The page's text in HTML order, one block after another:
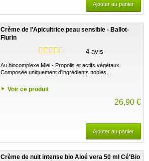
Ajouter au panier
Crème de l'Apicultrice peau sensible - Ballot-
Flurin
4 avis
Au biocomplexe Miel - Propolis et actifs végétaux.
Composée uniquement d'ingrédients nobles,...
Voir ce produit
26,90 €
Ajouter au panier
Crème de nuit intense bio Aloé vera 50 ml Cé'Bio